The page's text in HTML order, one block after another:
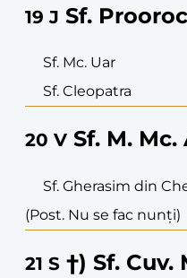
19 J Sf.
Sf. Mc. Uar
Sf. Cleopatra
20 V Sf. M.
Sf. Gherasim din
(Post. Nu se fac nunți)
21 S †) Sf. Cuv.